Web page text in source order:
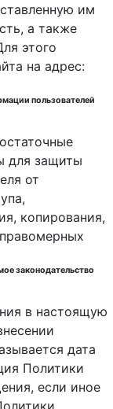
им
а также
этого
на адрес:
пользователей
для защиты
от
копирования,
законодательство
в настоящую
дата
Политики
если иное